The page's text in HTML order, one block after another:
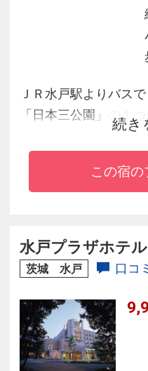
ＪＲ水戸駅よりバス
「日本三公園」の１
ジネスホテルより快
軽に利用できる新し
に除菌イオン空気清
続き
この宿の
水戸プラザホテル
茨城 水戸
口コ